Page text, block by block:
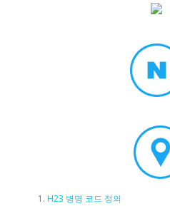
H23 병명 코드 정의